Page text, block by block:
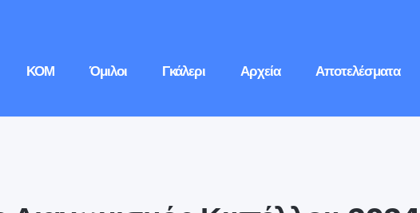
ΚΟΜ Όμιλοι Γκάλερι Αρχεία Αποτελέσματα